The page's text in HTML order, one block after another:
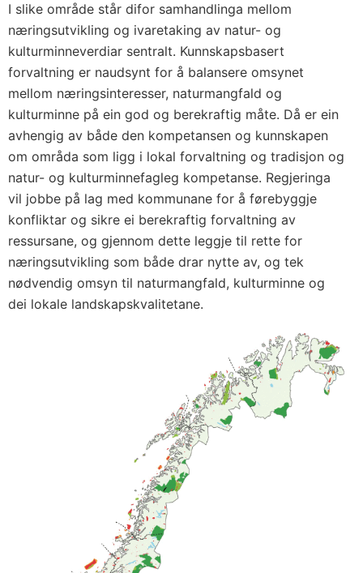
I slike område står difor samhandlinga mellom
næringsutvikling og ivaretaking av natur- og
kulturminneverdiar sentralt. Kunnskapsbasert
forvaltning er naudsynt for å balansere omsynet
mellom næringsinteresser, naturmangfald og
kulturminne på ein god og berekraftig måte. Då er ein
avhengig av både den kompetansen og kunnskapen
om områda som ligg i lokal forvaltning og tradisjon og
natur- og kulturminnefagleg kompetanse. Regjeringa
vil jobbe på lag med kommunane for å førebyggje
konfliktar og sikre ei berekraftig forvaltning av
ressursane, og gjennom dette leggje til rette for
næringsutvikling som både drar nytte av, og tek
nødvendig omsyn til naturmangfald, kulturminne og
dei lokale landskapskvalitetane.